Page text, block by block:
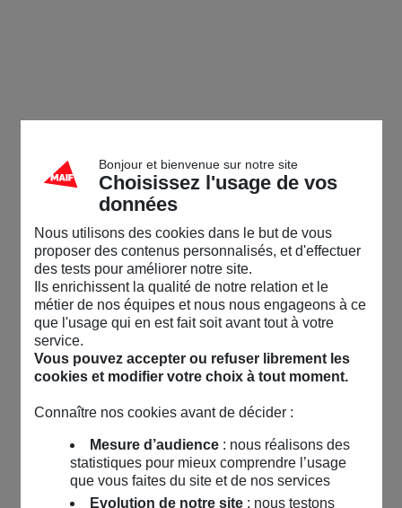
Bonjour et bienvenue sur notre site
Choisissez l'usage de vos
données
Nous utilisons des cookies dans le but de vous
proposer des contenus personnalisés, et d'effectuer
des tests pour améliorer notre site.
Ils enrichissent la qualité de notre relation et le
métier de nos équipes et nous nous engageons à ce
que l'usage qui en est fait soit avant tout à votre
service.
Vous pouvez accepter ou refuser librement les
cookies et modifier votre choix à tout moment.
Connaître nos cookies avant de décider :
Mesure d’audience: nous réalisons des
statistiques pour mieux comprendre l’usage
que vous faites du site et de nos services
Evolution de notre site: nous testons